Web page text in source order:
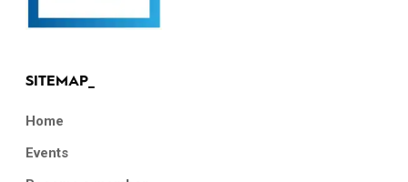
SITEMAP_
Home
Events